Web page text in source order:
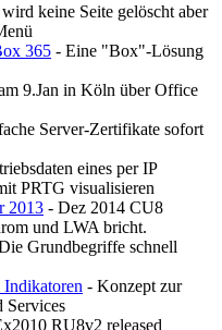
keine Seite gelöscht aber
365 - Eine "Box"-Lösung
9.Jan in Köln über Office
Server-Zertifikate sofort
eines per IP
PRTG visualisieren
2013 - Dez 2014 CU8
und LWA bricht.
Grundbegriffe schnell
- Konzept zur
Services
RU8v2 released